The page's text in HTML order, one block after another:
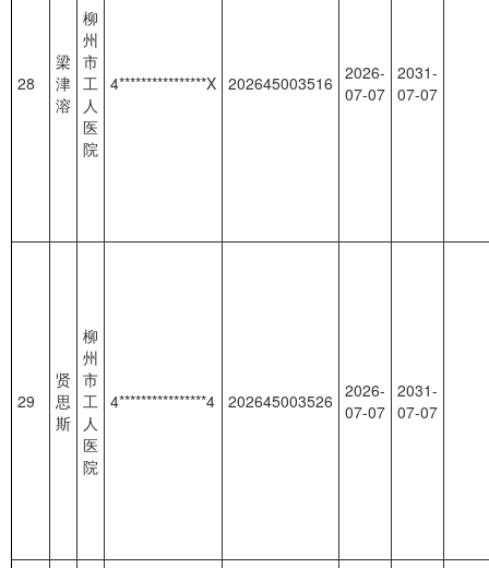
28
梁
津
溶
柳
州
市
工
人
医
院
4****************X 202645003516 2026-
07-07
2031-
07-07
29
贤
思
斯
柳
州
市
工
人
医
院
4****************4 202645003526 2026-
07-07
2031-
07-07